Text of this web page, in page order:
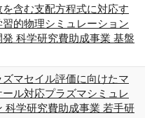
含む支配方程式に対応す
習的物理シミュレーション
科学研究費助成事業 基盤
マセイル評価に向けたマ
ール対応プラズマシミュレ
科学研究費助成事業 若手研